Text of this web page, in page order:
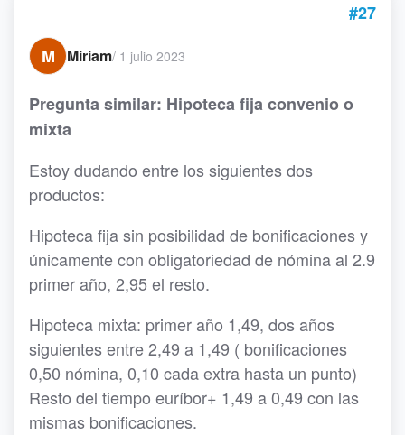
#27
M
Miriam/ 1 julio 2023
Pregunta similar: Hipoteca fija convenio o
mixta
Estoy dudando entre los siguientes dos
productos:
Hipoteca fija sin posibilidad de bonificaciones y
únicamente con obligatoriedad de nómina al 2.9
primer año, 2,95 el resto.
Hipoteca mixta: primer año 1,49, dos años
siguientes entre 2,49 a 1,49 ( bonificaciones
0,50 nómina, 0,10 cada extra hasta un punto)
Resto del tiempo euríbor+ 1,49 a 0,49 con las
mismas bonificaciones.